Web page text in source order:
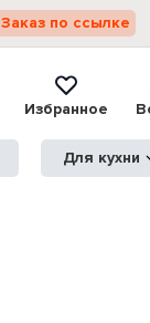
Заказ по ссылке
Избранное
Для кухни